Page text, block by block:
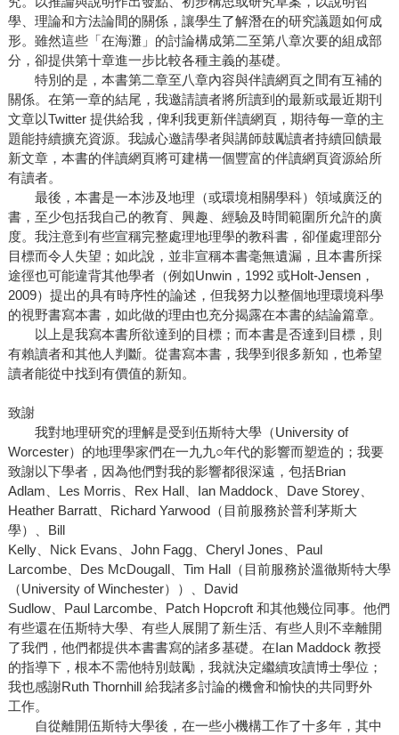
學、理論和方法論間的關係，讓學生了解潛在的研究議題如何成
形。雖然這些「在海灘」的討論構成第二至第八章次要的組成部
分，卻提供第十章進一步比較各種主義的基礎。
特別的是，本書第二章至八章內容與伴讀網頁之間有互補的
關係。在第一章的結尾，我邀請讀者將所讀到的最新或最近期刊
文章以Twitter 提供給我，俾利我更新伴讀網頁，期待每一章的主
題能持續擴充資源。我誠心邀請學者與講師鼓勵讀者持續回饋最
新文章，本書的伴讀網頁將可建構一個豐富的伴讀網頁資源給所
有讀者。
最後，本書是一本涉及地理（或環境相關學科）領域廣泛的
書，至少包括我自己的教育、興趣、經驗及時間範圍所允許的廣
度。我注意到有些宣稱完整處理地理學的教科書，卻僅處理部分
目標而令人失望；如此說，並非宣稱本書毫無遺漏，且本書所採
途徑也可能違背其他學者（例如Unwin，1992 或Holt-Jensen，
2009）提出的具有時序性的論述，但我努力以整個地理環境科學
的視野書寫本書，如此做的理由也充分揭露在本書的結論篇章。
以上是我寫本書所欲達到的目標；而本書是否達到目標，則
有賴讀者和其他人判斷。從書寫本書，我學到很多新知，也希望
讀者能從中找到有價值的新知。
致謝
我對地理研究的理解是受到伍斯特大學（University of
Worcester）的地理學家們在一九九○年代的影響而塑造的；我要
致謝以下學者，因為他們對我的影響都很深遠，包括Brian
Adlam、Les Morris、Rex Hall、Ian Maddock、Dave Storey、
Heather Barratt、Richard Yarwood（目前服務於普利茅斯大
學）、Bill
Kelly、Nick Evans、John Fagg、Cheryl Jones、Paul
Larcombe、Des McDougall、Tim Hall（目前服務於溫徹斯特大學
（University of Winchester））、David
Sudlow、Paul Larcombe、Patch Hopcroft 和其他幾位同事。他們
有些還在伍斯特大學、有些人展開了新生活、有些人則不幸離開
了我們，他們都提供本書書寫的諸多基礎。在Ian Maddock 教授
的指導下，根本不需他特別鼓勵，我就決定繼續攻讀博士學位；
我也感謝Ruth Thornhill 給我諸多討論的機會和愉快的共同野外
工作。
自從離開伍斯特大學後，在一些小機構工作了十多年，其中